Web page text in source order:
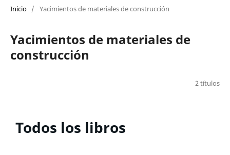
Inicio / Yacimientos de materiales de construcción
Yacimientos de materiales de
construcción
2 títulos
Todos los libros